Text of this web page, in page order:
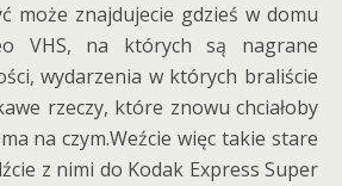
może znajdujecie gdzieś w domu
VHS, na których są nagrane
wydarzenia w których braliście
rzeczy, które znowu chciałoby
na czym.Weźcie więc takie stare
z nimi do Kodak Express Super